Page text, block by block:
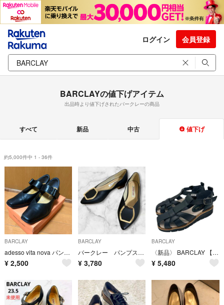
ログイン 会員登録
BARCLAYの値下げアイテム
出品時より値下げされたバークレーの商品
すべて 新品 中古 値下げ
約5,000件中 1 - 36件
BARCLAY
adesso vita nova パンプス
¥ 2,500
BARCLAY
バークレー パンプス フラットシューズ ブラック黒 ポインテッドトゥ バックル
¥ 3,780
BARCLAY
〈新品〉 BARCLAY 【23EEE】Tストラップ コンフォートシューズ 黒
¥ 5,480